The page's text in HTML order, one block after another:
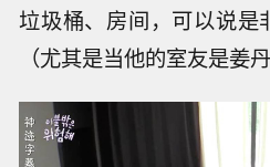
垃圾桶、房间，可以说是
（尤其是当他的室友是姜